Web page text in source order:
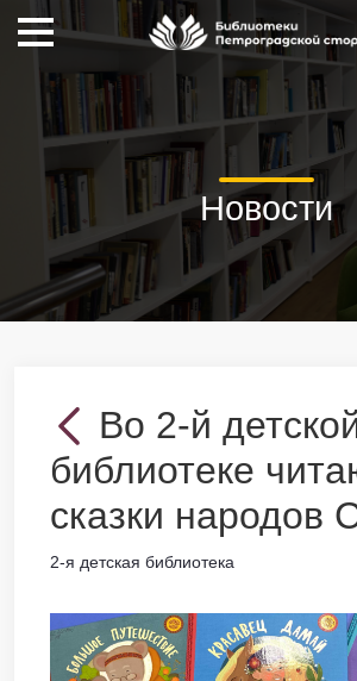
Новости
Во 2-й
библиотеке
сказки народов
2-я детская библиотека